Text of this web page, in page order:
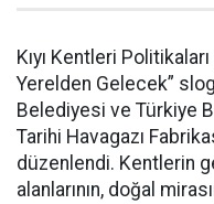
Kıyı Kentleri
Yerelden Gelecek”
Belediyesi ve Türkiye
Tarihi Havagazı
düzenlendi. Kentlerin
alanlarının, doğal